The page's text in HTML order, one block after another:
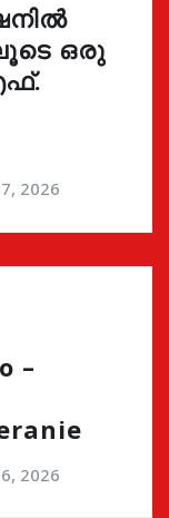
ഒരു
2026
–
2026